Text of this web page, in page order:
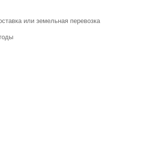
или земельная перевозка